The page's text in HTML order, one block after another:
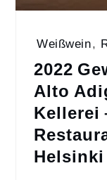
Weißwein,
2022
Alto
Kellerei
Helsinki